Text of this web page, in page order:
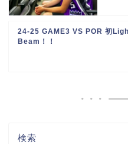
24-25 GAME3 VS POR 初
Beam！！
検索